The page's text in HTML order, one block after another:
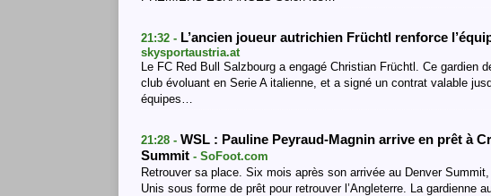
21:32 - L’ancien joueur autrichien Früchtl renforce
skysportaustria.at
Le FC Red Bull Salzbourg a engagé Christian Früchtl. Ce gardien
club évoluant en Serie A italienne, et a signé un contrat valable
équipes…
21:28 - WSL : Pauline Peyraud-Magnin arrive en prêt à
Summit - SoFoot.com
Retrouver sa place. Six mois après son arrivée au Denver
Unis sous forme de prêt pour retrouver l’Angleterre. La gardienne